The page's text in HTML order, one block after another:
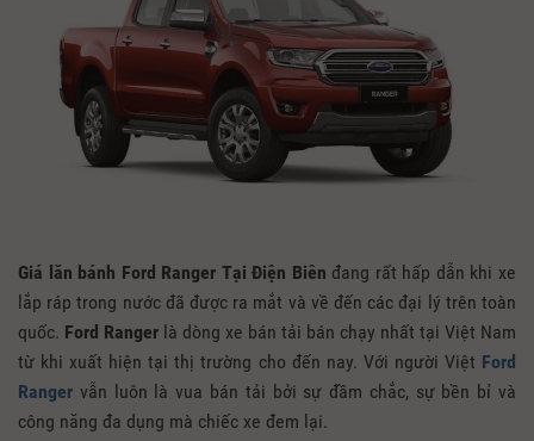
Giá lăn bánh Ford Ranger Tại Điện Biên đang rất hấp dẫn khi xe
lắp ráp trong nước đã được ra mắt và về đến các đại lý trên toàn
quốc. Ford Ranger là dòng xe bán tải bán chạy nhất tại Việt Nam
từ khi xuất hiện tại thị trường cho đến nay. Với người Việt Ford
Ranger vẫn luôn là vua bán tải bởi sự đầm chắc, sự bền bỉ và
công năng đa dụng mà chiếc xe đem lại.